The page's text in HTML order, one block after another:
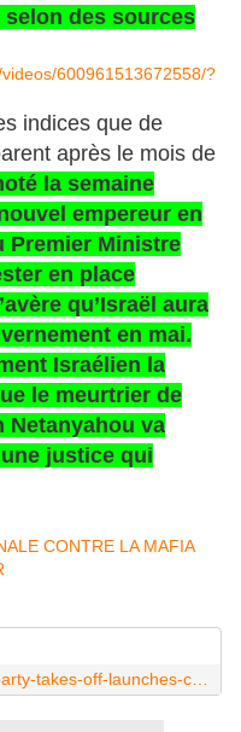
des sources
600961513672558/?
indices que de
après le mois de
la semaine
empereur en
Premier Ministre
en place
qu’Israël aura
en mai.
Israélien la
le meurtrier de
Netanyahou va
justice qui